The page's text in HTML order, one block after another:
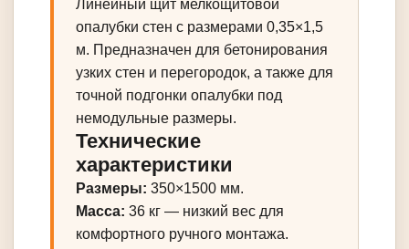
Линейный щит мелкощитовой
опалубки стен с размерами 0,35×1,5
м. Предназначен для бетонирования
узких стен и перегородок, а также для
точной подгонки опалубки под
немодульные размеры.
Технические
характеристики
Размеры: 350×1500 мм.
Масса: 36 кг — низкий вес для
комфортного ручного монтажа.